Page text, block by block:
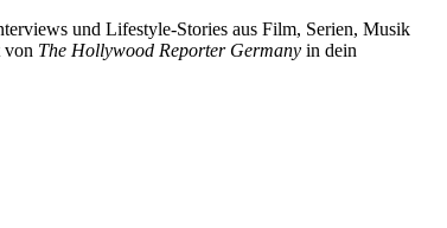
und Lifestyle-Stories aus Film, Serien, Musik
von The Hollywood Reporter Germany in dein